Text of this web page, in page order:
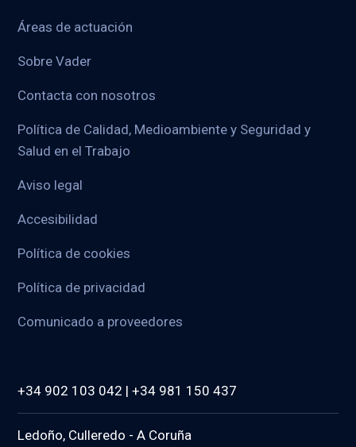
Áreas de actuación
Sobre Vader
Contacta con nosotros
Política de Calidad, Medioambiente y Seguridad y
Salud en el Trabajo
Aviso legal
Accesibilidad
Política de cookies
Política de privacidad
Comunicado a proveedores
+34 902 103 042 | +34 981 150 437
Ledoño, Culleredo - A Coruña